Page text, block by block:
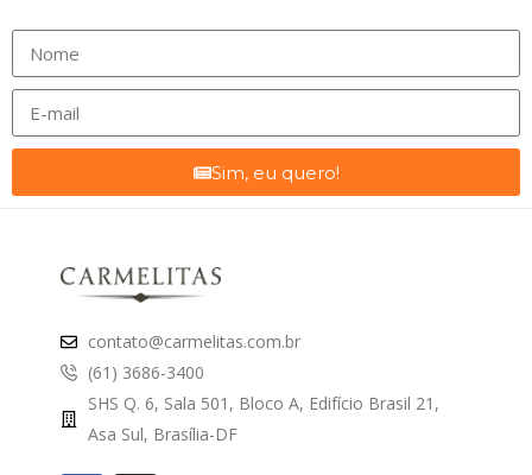
Sim, eu quero!
contato@carmelitas.com.br
(61) 3686-3400
SHS Q. 6, Sala 501, Bloco A, Edifício Brasil 21,
Asa Sul, Brasília-DF